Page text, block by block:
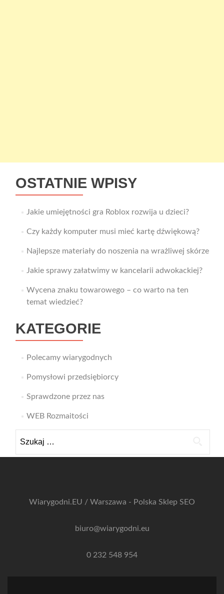
OSTATNIE WPISY
Jakie umiejętności gra Roblox rozwija u dzieci?
Czy każdy komputer musi mieć kartę dźwiękową?
Najlepsze materiały do noszenia na wrażliwej skórze
Jakie sprawy załatwimy w kancelarii adwokackiej?
Wycena znaku towarowego – co warto na ten
temat wiedzieć?
KATEGORIE
Polecamy wiarygodnych
Pomysłowi przedsiębiorcy
Sprawdzone przez nas
WEB Rozmaitości
Wiarygodni.EU / Warszawa - Polska Sklep SEO
biuro@wiarygodni.eu
0 232 548 954